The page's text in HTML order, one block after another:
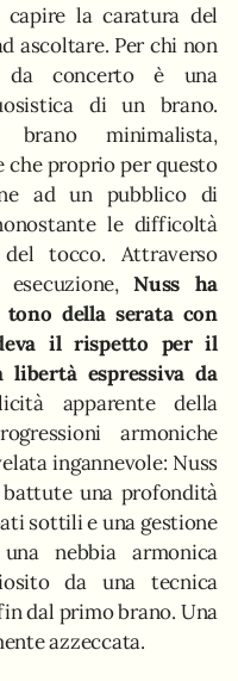
la caratura del
ascoltare. Per chi non
da concerto è una
di un brano.
minimalista,
che proprio per questo
ad un pubblico di
le difficoltà
tocco. Attraverso
Nuss ha
della serata con
il rispetto per il
espressiva da
apparente della
armoniche
ingannevole: Nuss
una profondità
sottili e una gestione
nebbia armonica
da una tecnica
dal primo brano. Una
azzeccata.